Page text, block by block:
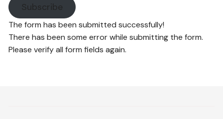
Subscribe
The form has been submitted successfully!
There has been some error while submitting the form.
Please verify all form fields again.